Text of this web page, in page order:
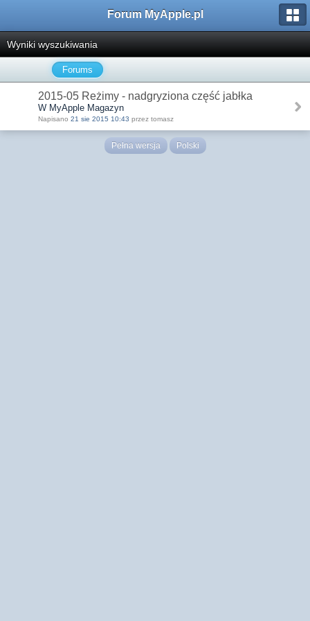
Forum MyApple.pl
Wyniki wyszukiwania
Forums
2015-05 Reżimy - nadgryziona część jabłka
W MyApple Magazyn
Napisano 21 sie 2015 10:43 przez tomasz
Pełna wersja Polski